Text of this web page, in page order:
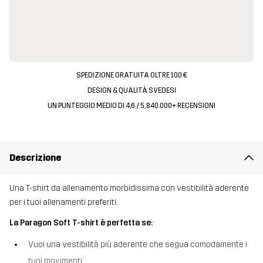
SPEDIZIONE GRATUITA OLTRE 100 €
DESIGN & QUALITÀ SVEDESI
UN PUNTEGGIO MEDIO DI 4,6 / 5, 840.000+ RECENSIONI
Descrizione
Una T-shirt da allenamento morbidissima con vestibilità aderente
per i tuoi allenamenti preferiti.
La Paragon Soft T-shirt è perfetta se:
Vuoi una vestibilità più aderente che segua comodamente i